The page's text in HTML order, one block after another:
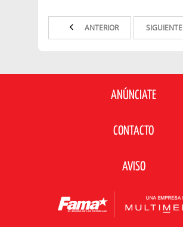
ANTERIOR SIGUIENTE
ANÚNCIATE
CONTACTO
AVISO